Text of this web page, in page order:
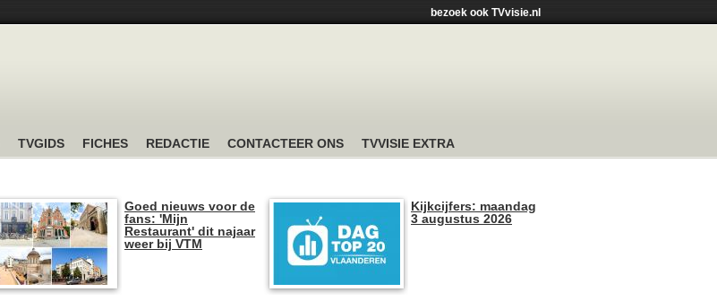
bezoek ook TVvisie.nl
TVGIDS FICHES REDACTIE CONTACTEER ONS TVVISIE EXTRA
Goed nieuws voor de
fans: 'Mijn
Restaurant' dit najaar
weer bij VTM
Kijkcijfers: maandag
3 augustus 2026